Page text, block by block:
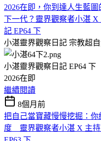
2026在即，你到達人生藍
下一代？靈界觀察者小湛 X
記 EP64 下
小湛靈界觀察日記 宗教超
小湛靈界觀察日記 EP64 下
2026在即
繼續閱讀
8個月前
把自己當寶藏慢慢挖掘：
度 靈界觀察者小湛 X 主